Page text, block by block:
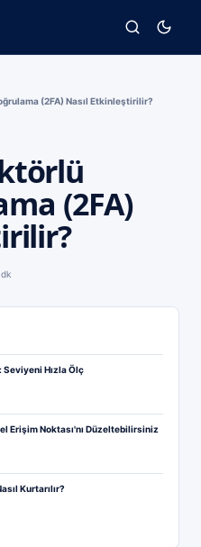
(2FA) Nasıl Etkinleştirilir?
(2FA)
Hızla Ölç
Erişim Noktası'nı Düzeltebilirsiniz
Kurtarılır?